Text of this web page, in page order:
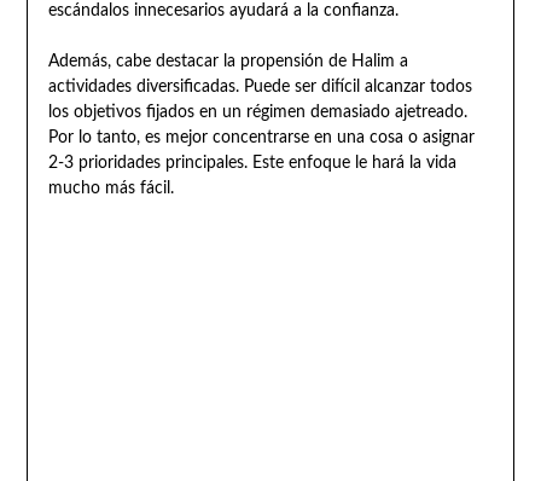
escándalos innecesarios ayudará a la confianza.
Además, cabe destacar la propensión de Halim a
actividades diversificadas. Puede ser difícil alcanzar todos
los objetivos fijados en un régimen demasiado ajetreado.
Por lo tanto, es mejor concentrarse en una cosa o asignar
2-3 prioridades principales. Este enfoque le hará la vida
mucho más fácil.